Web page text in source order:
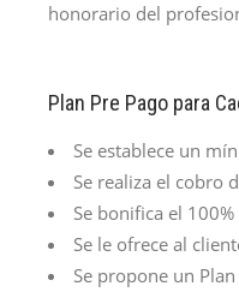
honorario del
Plan Pre Pago para
Se establece un
Se realiza el cobro
Se bonifica el
Se le ofrece al
Se propone un